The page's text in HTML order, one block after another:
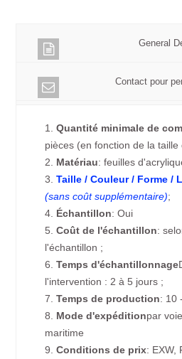
General
Contact pour
1.Quantité minimale de
pièces (en fonction de la
2. Matériau: feuilles
3.Taille / Couleur / Forme /
(sans coût supplémentaire);
4. Échantillon: Oui
5.Coût de l'échantillon:
l'échantillon ;
6.Temps d'échantillonnage
l'intervention : 2 à 5 jours ;
7.Temps de production: 10
8. Mode d'expéditionpar
maritime
9.Conditions de prix: EXW,